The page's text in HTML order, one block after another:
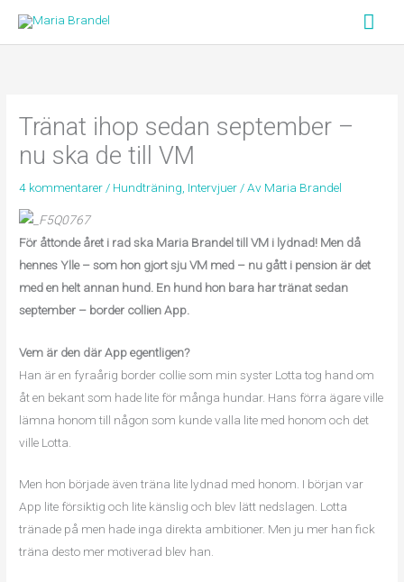
Tränat ihop sedan september –
nu ska de till VM
4 kommentarer / Hundträning Intervjuer / Av Maria Brandel
För åttonde året i rad ska Maria Brandel till VM i lydnad! Men då
hennes Ylle – som hon gjort sju VM med – nu gått i pension är det
med en helt annan hund. En hund hon bara har tränat sedan
september – border collien App.
Vem är den där App egentligen?
Han är en fyraårig border collie som min syster Lotta tog hand om
åt en bekant som hade lite för många hundar. Hans förra ägare ville
lämna honom till någon som kunde valla lite med honom och det
ville Lotta.
Men hon började även träna lite lydnad med honom. I början var
App lite försiktig och lite känslig och blev lätt nedslagen. Lotta
tränade på men hade inga direkta ambitioner. Men ju mer han fick
träna desto mer motiverad blev han.